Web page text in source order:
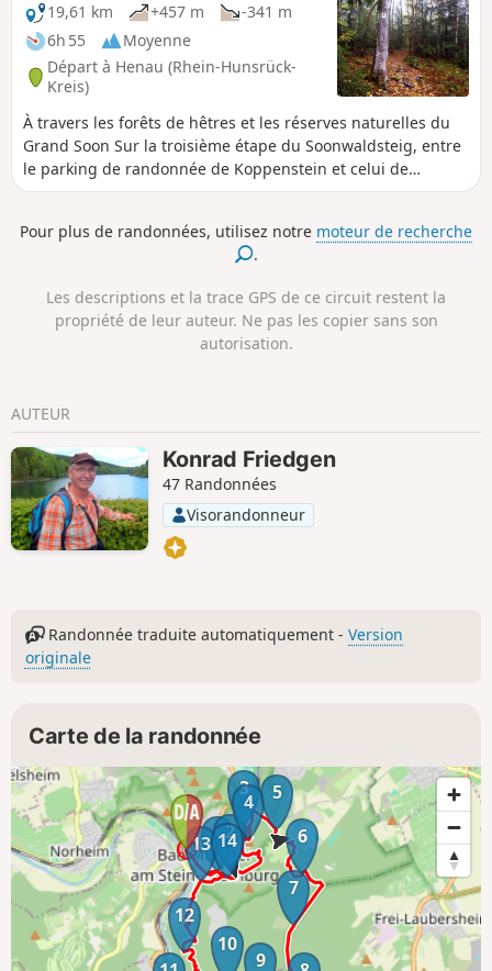
19,61 km
+457 m
-341 m
6h 55
Moyenne
Départ à Henau (Rhein-Hunsrück-
Kreis)
À travers les forêts de hêtres et les réserves naturelles du
Grand Soon Sur la troisième étape du Soonwaldsteig, entre
le parking de randonnée de Koppenstein et celui de
Schanzerkopf, le sentier de grande randonnée plonge dans
forêt vierge, deux réserves naturelles marécageuses et des
hêtraies tranquilles. Des sentiers sauvages sur des roches
des sentiers de prairie moelleux font partie du parcours qui
nous mène au point culminant de la forêt de Soonwald,
l'Ellerspring, à 658 mètres d'altitude.
Pour plus de randonnées, utilisez notre moteur de recherche
.
Les descriptions et la trace GPS de ce circuit restent la
propriété de leur auteur. Ne pas les copier sans son
autorisation.
AUTEUR
Konrad Friedgen
47 Randonnées
Visorandonneur
Randonnée traduite automatiquement -Version
originale
Carte de la randonnée
12
3
4
5
6
7
9
10
12
13 14